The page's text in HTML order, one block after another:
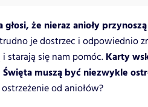
że nieraz anioły
je dostrzec i odpowiednio
starają się nam pomóc. Karty
muszą być niezwykle
od aniołów?